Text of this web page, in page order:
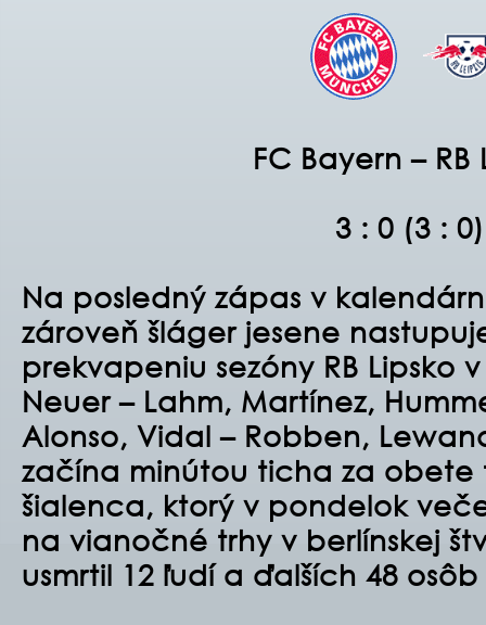
FC Bayern – RB
3 : 0 (3 : 0)
Na posledný zápas v
zároveň šláger jesene
prekvapeniu sezóny RB Lipsko
Neuer – Lahm, Martínez,
Alonso, Vidal – Robben,
začína minútou ticha za obete
šialenca, ktorý v pondelok
na vianočné trhy v berlínskej
usmrtil 12 ľudí a ďalších 48 osôb